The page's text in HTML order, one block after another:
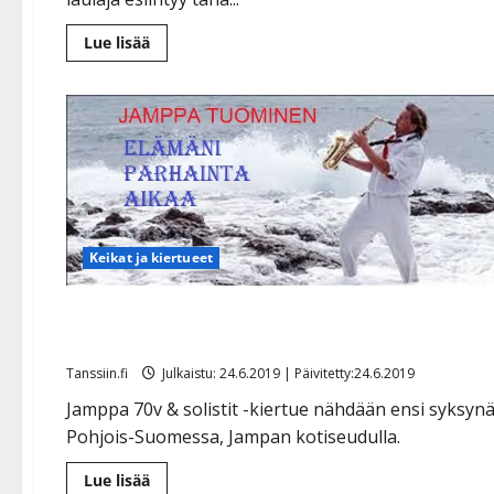
Lue lisääLue
lisää
takia
sairauslomalle
joutunut
synttärisankari
Matti
Esko
yllättää
erikoiskeikalla
Keikat ja kiertueet
Tanssiin.fi Julkaistu: 24.6.2019 | Päivitetty:24.6.2019
Jamppa 70v & solistit -kiertue nähdään ensi syksynä
Pohjois-Suomessa, Jampan kotiseudulla.
Lue lisääLue